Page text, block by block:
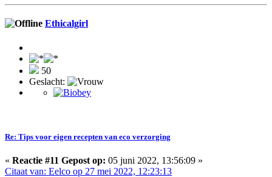
Ethicalgirl
50
Geslacht:
Re: Tips voor eigen recepten van eco verzorging
« Reactie #11 Gepost op: 05 juni 2022, 13:56:09 »
Citaat van: Eelco op 27 mei 2022, 12:23:13